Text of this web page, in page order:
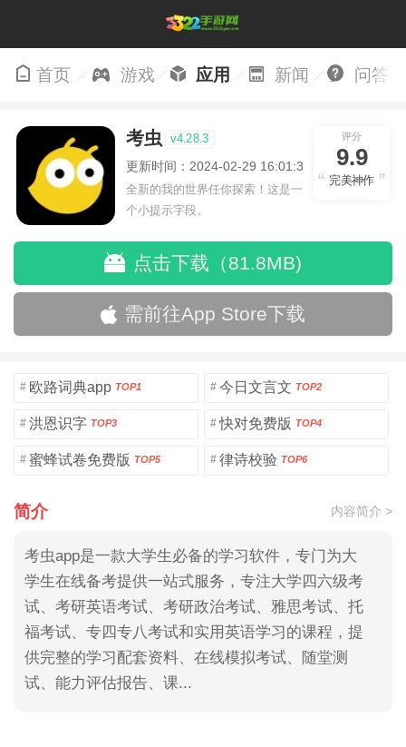
首页 游戏 应用 新闻 问答
考虫 v4.28.3
更新时间：2024-02-29 16:01:34
全新的我的世界任你探索！这是一
个小提示字段。
评分
9.9
完美神作
点击下载（81.8MB)
需前往App Store下载
# 欧路词典app TOP1 # 今日文言文 TOP2
# 洪恩识字 TOP3 # 快对免费版 TOP4
# 蜜蜂试卷免费版 TOP5 # 律诗校验 TOP6
简介 内容简介 >
考虫app是一款大学生必备的学习软件，专门为大
学生在线备考提供一站式服务，专注大学四六级考
试、考研英语考试、考研政治考试、雅思考试、托
福考试、专四专八考试和实用英语学习的课程，提
供完整的学习配套资料、在线模拟考试、随堂测
试、能力评估报告、课...